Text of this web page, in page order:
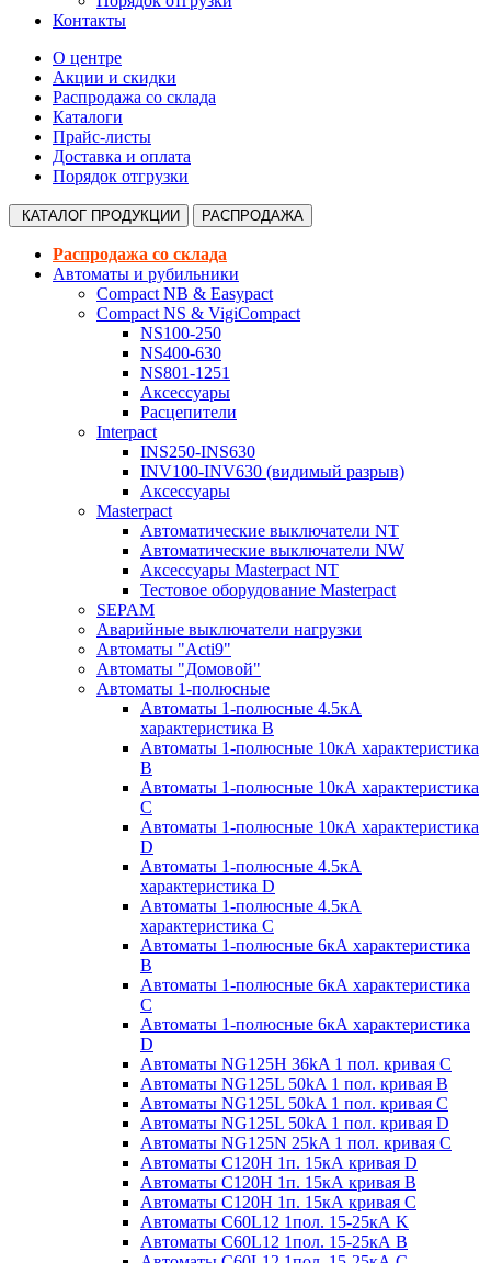
Контакты
О центре
Акции и скидки
Распродажа со склада
Каталоги
Прайс-листы
Доставка и оплата
Порядок отгрузки
КАТАЛОГ ПРОДУКЦИИ РАСПРОДАЖА
Распродажа со склада
Автоматы и рубильники
Compact NB & Easypact
Compact NS & VigiCompact
NS100-250
NS400-630
NS801-1251
Аксессуары
Расцепители
Interpact
INS250-INS630
INV100-INV630 (видимый разрыв)
Аксессуары
Masterpact
Автоматические выключатели NT
Автоматические выключатели NW
Аксессуары Masterpact NT
Тестовое оборудование Masterpact
SEPAM
Аварийные выключатели нагрузки
Автоматы "Acti9"
Автоматы "Домовой"
Автоматы 1-полюсные
Автоматы 1-полюсные 4.5кА
характеристика В
Автоматы 1-полюсные 10кА характеристика
B
Автоматы 1-полюсные 10кА характеристика
C
Автоматы 1-полюсные 10кА характеристика
D
Автоматы 1-полюсные 4.5кА
характеристика D
Автоматы 1-полюсные 4.5кА
характеристика С
Автоматы 1-полюсные 6кА характеристика
B
Автоматы 1-полюсные 6кА характеристика
C
Автоматы 1-полюсные 6кА характеристика
D
Автоматы NG125H 36kA 1 пол. кривая C
Автоматы NG125L 50kA 1 пол. кривая B
Автоматы NG125L 50kA 1 пол. кривая C
Автоматы NG125L 50kA 1 пол. кривая D
Автоматы NG125N 25kA 1 пол. кривая C
Автоматы С120H 1п. 15кА кривая D
Автоматы С120H 1п. 15кА кривая В
Автоматы С120H 1п. 15кА кривая С
Автоматы С60L12 1пол. 15-25кА K
Автоматы С60L12 1пол. 15-25кА В